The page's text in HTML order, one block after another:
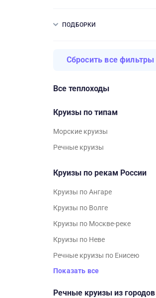
ПОДБОРКИ
Сбросить все фильтры
Все теплоходы
Круизы по типам
Морские круизы
Речные круизы
Круизы по рекам России
Круизы по Ангаре
Круизы по Волге
Круизы по Москве-реке
Круизы по Неве
Речные круизы по Енисею
Показать все
Речные круизы из городов